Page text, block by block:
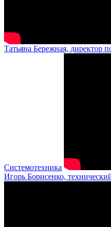
Татьяна Бережная, директор
Системотехника
Игорь Борисенко,